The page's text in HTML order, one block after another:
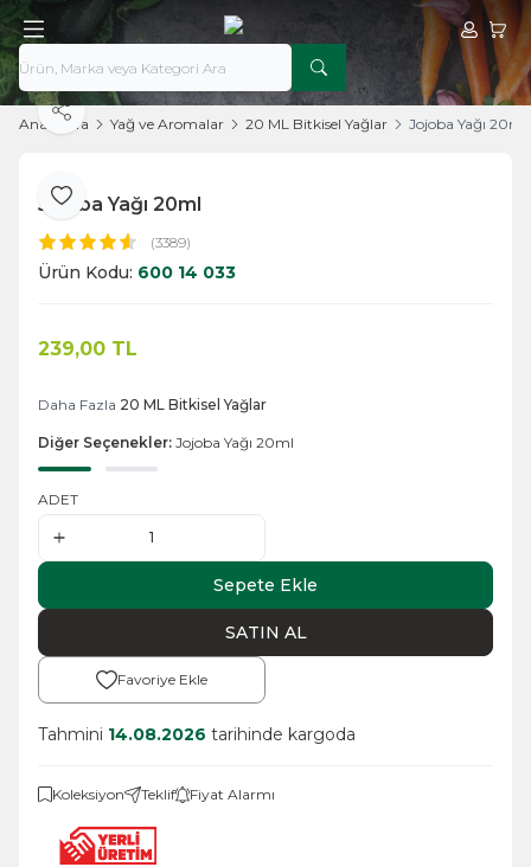
Hesabım
Ana Sayfa Yağ ve Aromalar 20 ML Bitkisel Yağlar Jojoba Yağı 20ml
Favoriye Ekle
Paylaş
Jojoba Yağı 20ml
(3389)
Ürün Kodu: 600 14 033
239,00 TL
Daha Fazla 20 ML Bitkisel Yağlar
Diğer Seçenekler: Jojoba Yağı 20ml
ADET
Sepete Ekle
SATIN AL
Favoriye Ekle
Tahmini 14.08.2026 tarihinde kargoda
Koleksiyon Teklif Fiyat Alarmı